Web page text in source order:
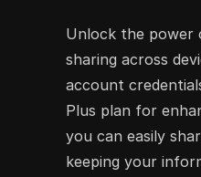
Unlock the power
sharing across
account
Plus plan for
you can easily
keeping your